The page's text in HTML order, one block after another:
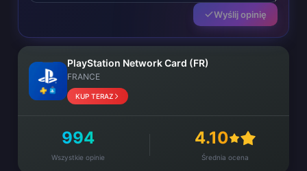
Wyślij opinię
PlayStation Network Card (FR)
FRANCE
KUP TERAZ
994
Wszystkie opinie
4.10
Średnia ocena